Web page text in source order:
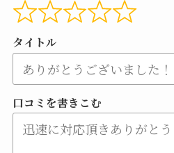
タイトル
口コミを書きこむ